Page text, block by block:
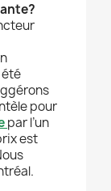
été
pour
par l’un
est